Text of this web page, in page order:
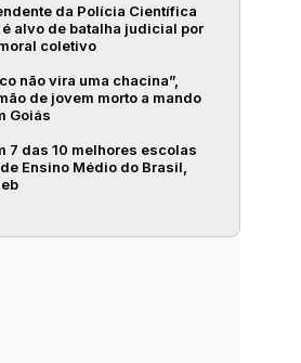
da Polícia Científica
é alvo de batalha judicial por
coletivo
não vira uma chacina”,
de jovem morto a mando
Goiás
7 das 10 melhores escolas
Ensino Médio do Brasil,